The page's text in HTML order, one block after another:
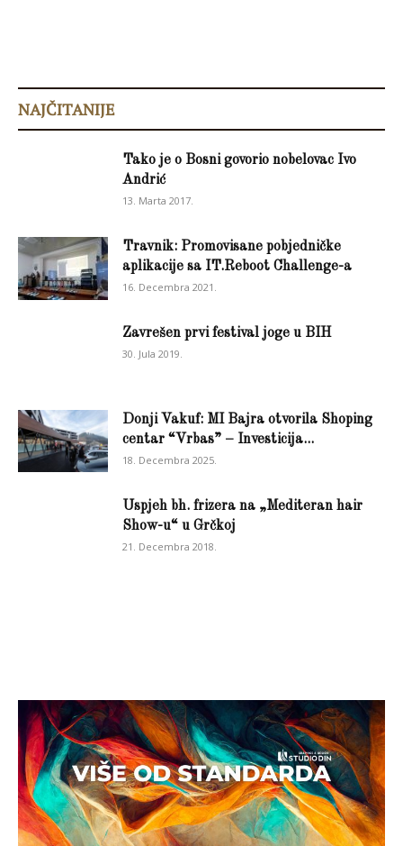
NAJČITANIJE
Tako je o Bosni govorio nobelovac Ivo
Andrić
13. Marta 2017.
Travnik: Promovisane pobjedničke
aplikacije sa IT.Reboot Challenge-a
16. Decembra 2021.
Zavrešen prvi festival joge u BIH
30. Jula 2019.
Donji Vakuf: MI Bajra otvorila Shoping
centar “Vrbas” – Investicija...
18. Decembra 2025.
Uspjeh bh. frizera na „Mediteran hair
Show-u“ u Grčkoj
21. Decembra 2018.